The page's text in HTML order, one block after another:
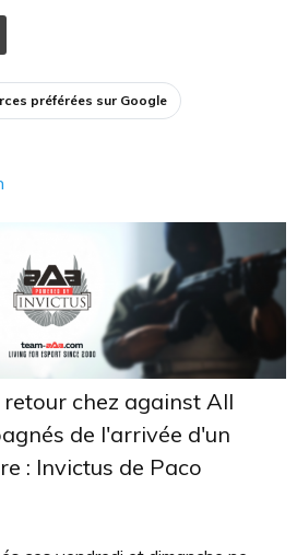
AUX
préférées sur Google
retour chez against All
de l'arrivée d'un
: Invictus de Paco